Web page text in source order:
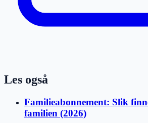
Les også
Familieabonnement: Slik
familien (2026)